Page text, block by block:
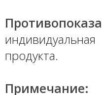
продукта.
Примечание: